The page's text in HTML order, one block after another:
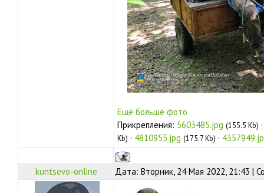
Ещё больше фото
Прикрепления: 5603485.jpg (155.5 Kb)
Kb) · 4810955.jpg (175.7 Kb) ·
kuntsevo-online Дата: Вторник, 24 Мая 2022, 21:43 |